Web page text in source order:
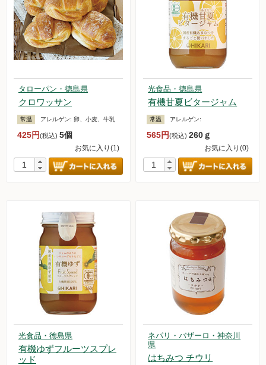
タローパン・徳島県
クロワッサン
常温 アレルゲン: 卵、小麦、牛乳
425円(税込) 5個
お気に入り(1)
光食品・徳島県
有機甘夏ビタージャム
常温 アレルゲン:
565円(税込)260ｇ
お気に入り(0)
光食品・徳島県
有機ゆずフルーツスプレ
ッド
ネパリ・バザーロ・神奈川
県
はちみつ チウリ